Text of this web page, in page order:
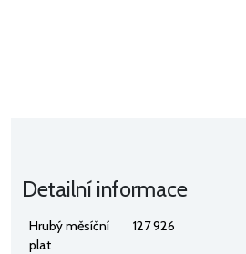
Detailní informace
Hrubý měsíční
plat
127 926